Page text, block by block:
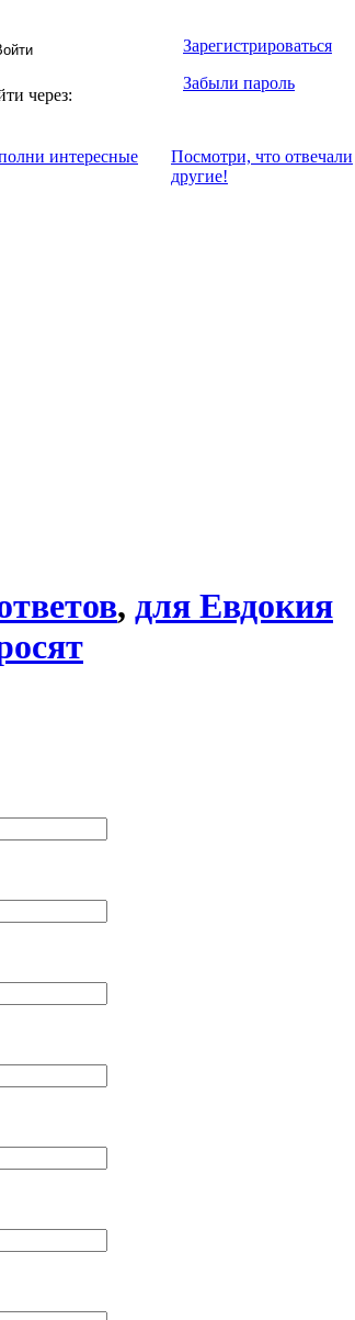
через:
Зарегистрироваться
Забыли пароль
интересные
Посмотри, что отвeчали
другие!
, для Евдокия